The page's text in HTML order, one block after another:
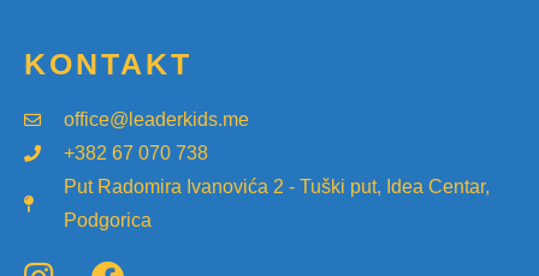
KONTAKT
office@leaderkids.me
+382 67 070 738
Put Radomira Ivanovića 2 - Tuški put, Idea Centar,
Podgorica